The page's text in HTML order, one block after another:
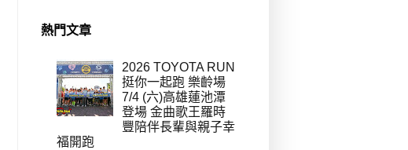
熱門文章
2026 TOYOTA RUN
挺你一起跑 樂齡場
7/4 (六)高雄蓮池潭
登場 金曲歌王羅時
豐陪伴長輩與親子幸
福開跑